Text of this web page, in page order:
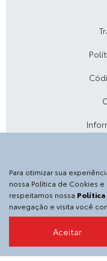
SGA VEICULOS
36.152.916/0007-08
Rodovia
Para otimizar sua
nossa Política de Cookies
respeitamos nossa Política
navegação e visita você
Aceitar